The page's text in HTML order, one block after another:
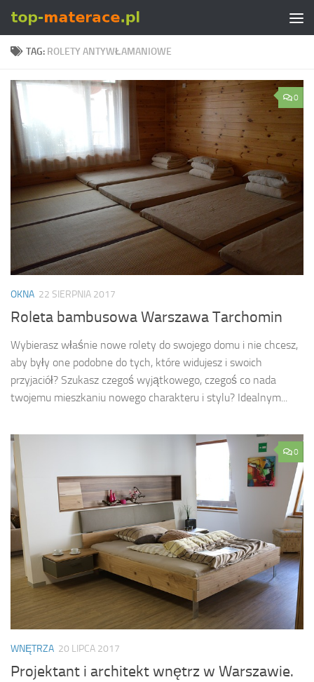
Skip to content
TAG: ROLETY ANTYWŁAMANIOWE
0
OKNA 22 SIERPNIA 2017
Roleta bambusowa Warszawa Tarchomin
Wybierasz właśnie nowe rolety do swojego domu i nie chcesz,
aby były one podobne do tych, które widujesz i swoich
przyjaciół? Szukasz czegoś wyjątkowego, czegoś co nada
twojemu mieszkaniu nowego charakteru i stylu? Idealnym...
0
WNĘTRZA 20 LIPCA 2017
Projektant i architekt wnętrz w Warszawie.